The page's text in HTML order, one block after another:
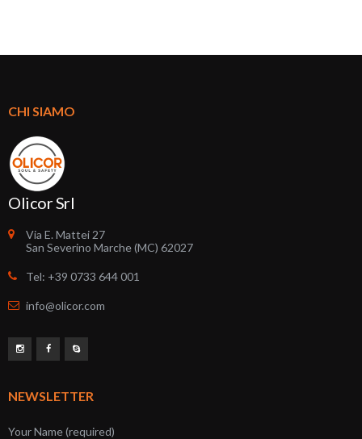
CHI SIAMO
Olicor Srl
Via E. Mattei 27
San Severino Marche (MC) 62027
Tel: +39 0733 644 001
info@olicor.com
NEWSLETTER
Your Name (required)